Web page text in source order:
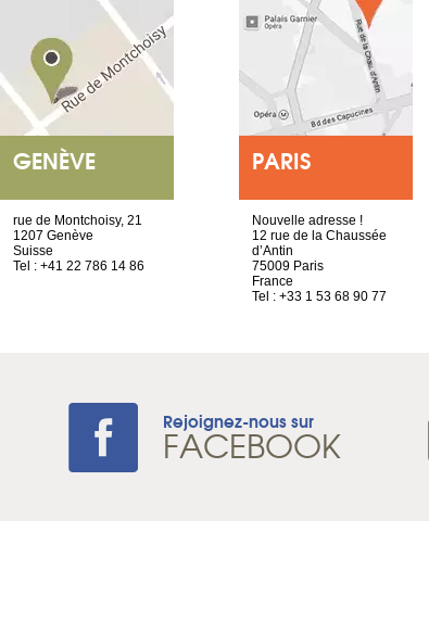
GENÈVE
rue de Montchoisy, 21
1207 Genève
Suisse
Tel : +41 22 786 14 86
PARIS
Nouvelle adresse !
12 rue de la Chaussée
d’Antin
75009 Paris
France
Tel : +33 1 53 68 90 77
Rejoignez-nous sur
FACEBOOK